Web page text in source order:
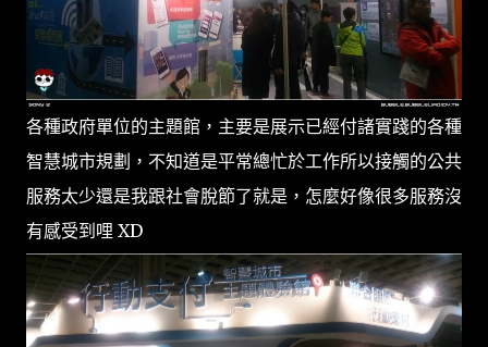
各種政府單位的主題館，主要是展示已經付諸實踐的各種
智慧城市規劃，不知道是平常總忙於工作所以接觸的公共
服務太少還是我跟社會脫節了就是，怎麼好像很多服務沒
有感受到哩 XD